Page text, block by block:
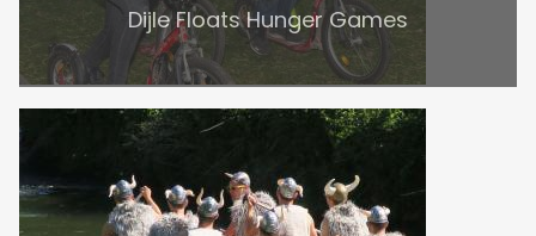
Dijle Floats Hunger Games